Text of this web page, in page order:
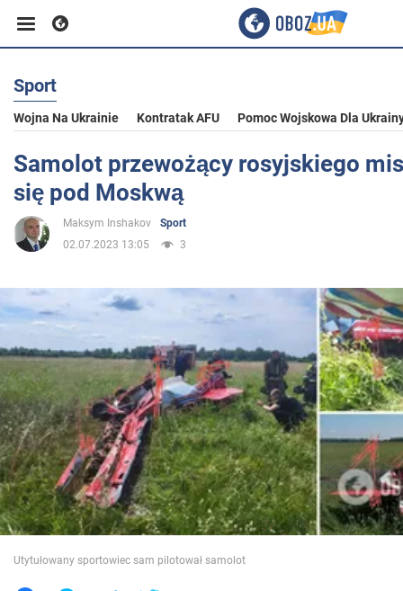
Biznes
Sport
Rozrywka
Polityka
Społeczeństwo
Wojna na Ukrainie
Świat
Jedzenie
Sport
Wojna Na Ukrainie Kontratak AFU Pomoc Wojskowa Dla
Samolot przewożący rosyjskiego
się pod Moskwą
Maksym Inshakov
Sport
02.07.2023 13:05
3
Utytułowany sportowiec sam pilotował samolot